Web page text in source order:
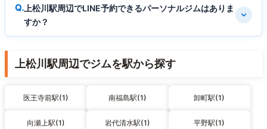
上松川駅周辺でLINE予約できるパーソナルジムはありま
すか？
上松川駅周辺でジムを駅から探す
医王寺前駅(1) 南福島駅(1) 卸町駅(1)
向瀬上駅(1) 岩代清水駅(1) 平野駅(1)